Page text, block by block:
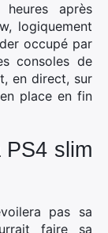
après
logiquement
occupé par
consoles de
en direct, sur
place en fin
PS4 slim
pas sa
faire sa